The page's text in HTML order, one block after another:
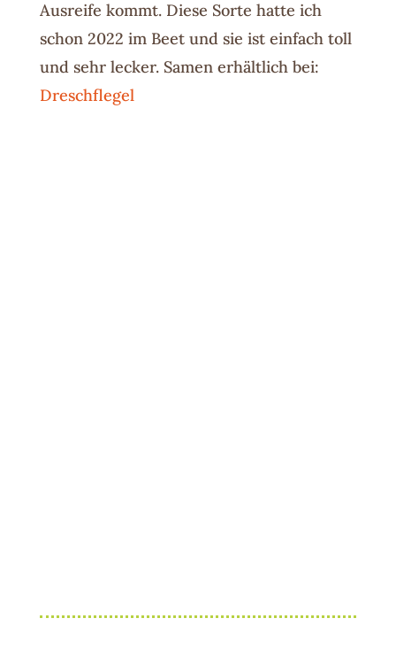
Ausreife kommt. Diese Sorte hatte ich
schon 2022 im Beet und sie ist einfach toll
und sehr lecker. Samen erhältlich bei:
Dreschflegel